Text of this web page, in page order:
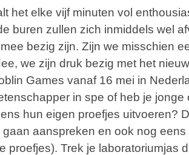
het elke vijf minuten vol
buren zullen zich inmiddels wel
bezig zijn. Zijn we misschien
we zijn druk bezig met het
Games vanaf 16 mei in
in spe of heb je jonge
hun eigen proefjes uitvoeren?
gaan aanspreken en ook nog
proefjes). Trek je laboratoriumjas